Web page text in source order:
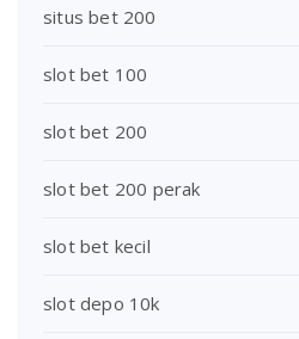
situs bet 200
slot bet 100
slot bet 200
slot bet 200 perak
slot bet kecil
slot depo 10k